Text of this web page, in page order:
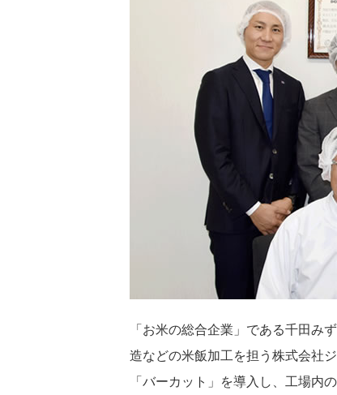
「お米の総合企業」である千田み
造などの米飯加工を担う株式会社
「バーカット」を導入し、工場内